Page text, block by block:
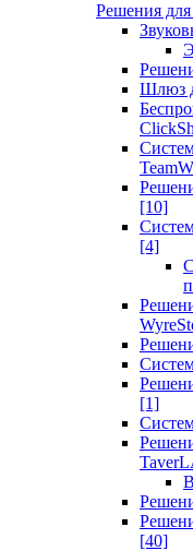
Решения
Шлюз
[10]
[4]
[1]
[40]